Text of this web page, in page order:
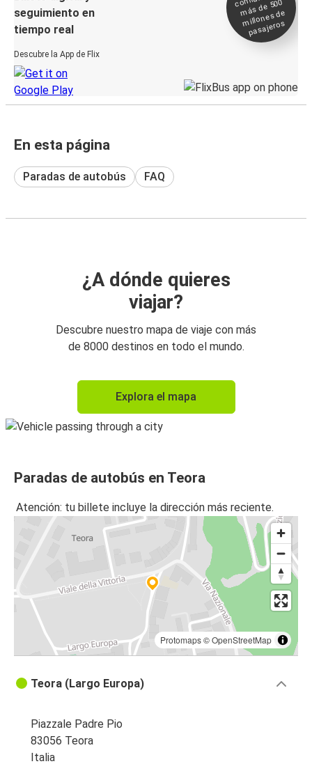
seguimiento en
tiempo real
Descubre la App de Flix
más de 500
millones de
pasajeros
En esta página
Paradas de autobús FAQ
¿A dónde quieres
viajar?
Descubre nuestro mapa de viaje con más
de 8000 destinos en todo el mundo.
Explora el mapa
Paradas de autobús en Teora
Atención: tu billete incluye la dirección más reciente.
Protomaps©OpenStreetMap
Teora (Largo Europa)
Piazzale Padre Pio
83056 Teora
Italia